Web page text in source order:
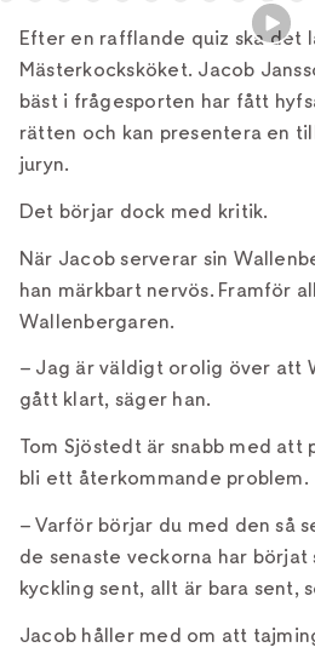
Efter en rafflande quiz ska det
Mästerkocksköket. Jacob
bäst i frågesporten har fått
rätten och kan presentera en
juryn.
Det börjar dock med kritik.
När Jacob serverar sin
han märkbart nervös. Framför
Wallenbergaren.
– Jag är väldigt orolig över att
gått klart, säger han.
Tom Sjöstedt är snabb med att
bli ett återkommande problem.
– Varför börjar du med den så
de senaste veckorna har börjat
kyckling sent, allt är bara sent,
Jacob håller med om att